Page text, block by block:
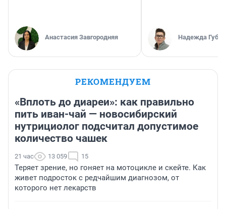
Анастасия Завгородняя Надежда
РЕКОМЕНДУЕМ
«Вплоть до диареи»: как правильно
пить иван-чай — новосибирский
нутрициолог подсчитал допустимое
количество чашек
21 час 13 059 15
Теряет зрение, но гоняет на мотоцикле и скейте. Как
живет подросток с редчайшим диагнозом, от
которого нет лекарств